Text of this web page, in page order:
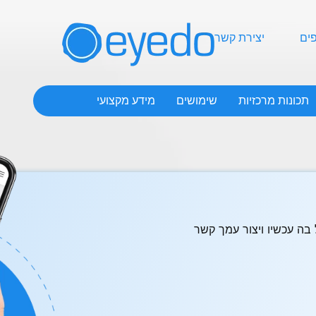
יצירת קשר
תכונות מרכזיות שימושים מידע מקצועי
עכשיו ויצור עמך קשר